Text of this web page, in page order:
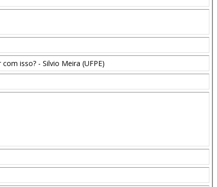
isso? - Silvio Meira (UFPE)